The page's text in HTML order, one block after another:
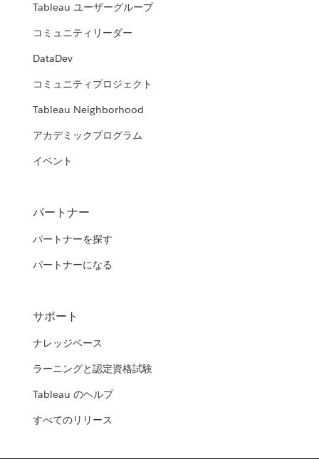
Tableau ユーザーグループ
コミュニティリーダー
DataDev
コミュニティプロジェクト
Tableau Neighborhood
アカデミックプログラム
イベント
パートナー
パートナーを探す
パートナーになる
サポート
ナレッジベース
ラーニングと認定資格試験
Tableau のヘルプ
すべてのリリース